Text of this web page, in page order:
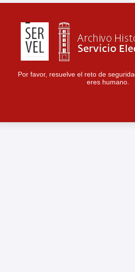
Por favor, resuelve el reto de
eres humano.